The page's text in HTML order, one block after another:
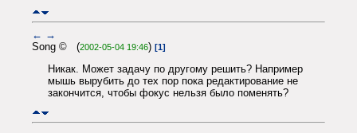
← →
Song © (2002-05-04 19:46) [1]
Никак. Может задачу по другому решить? Например
мышь вырубить до тех пор пока редактирование не
закончится, чтобы фокус нельзя было поменять?